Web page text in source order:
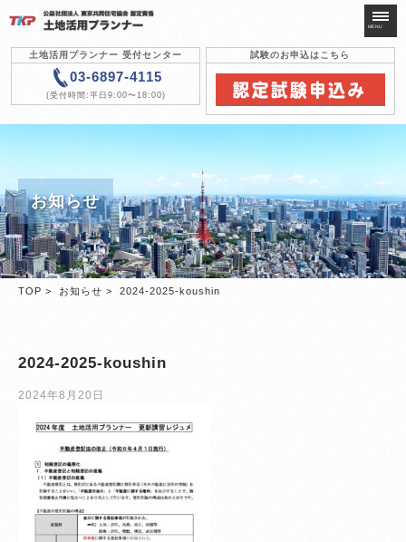
土地活用プランナー 受付センター
03-6897-4115
(受付時間:平日9:00〜18:00)
試験のお申込はこちら
対策講座について
認定登録について
次回開催試験
新規・更新
組織・協会
お知らせ
登録者・更新者ページ
MENU
お知らせ
TOP > お知らせ > 2024-2025-koushin
2024-2025-koushin
2024年8月20日